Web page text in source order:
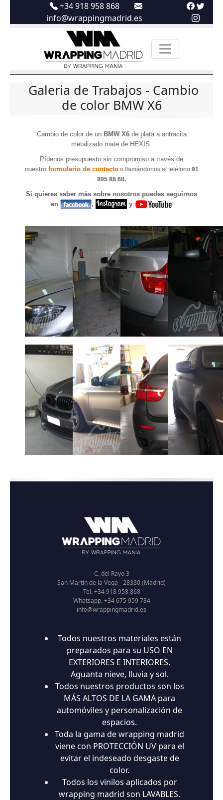
+34 918 958 868
info@wrappingmadrid.es
Galeria de Trabajos - Cambio
de color BMW X6
Cambio de color de unBMW X6de plata a antracita
metalizado mate de HEXIS.
Pídenos presupuesto sin compromiso a través de
nuestro formulario de contactoo llamándonos al teléfono 91
895 88 68.
Si quieres saber más sobre nosotros puedes seguirnos
en
, y
C. del Rayo 3
San Martín de la Vega - 28330 (Madrid)
Tel. +34 918 958 868
Whatsapp. +34 675 959 784
info@wrappingmadrid.es
Todos nuestros materiales están
preparados para su USO EN
EXTERIORES E INTERIORES.
Aguanta nieve, lluvia y sol.
Todos nuestros productos son los
MÁS ALTOS DE LA GAMA para
automóviles y personalización de
espacios.
Toda la gama de wrapping madrid
viene con PROTECCIÓN UV para el
evitar el indeseado desgaste de
color.
Todos los vinilos aplicados por
wrapping madrid son LAVABLES.